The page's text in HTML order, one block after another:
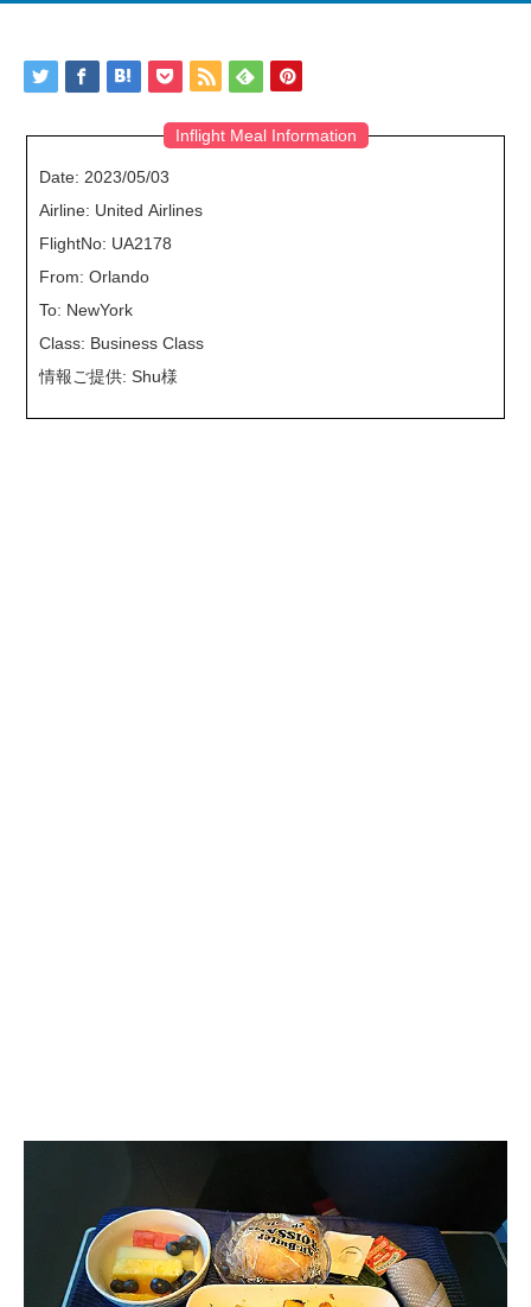
Inflight Meal Information
Date: 2023/05/03
Airline: United Airlines
FlightNo: UA2178
From: Orlando
To: NewYork
Class: Business Class
情報ご提供: Shu様